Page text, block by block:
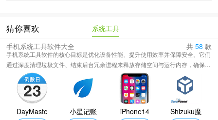
猜你喜欢
系统工具
手机系统工具软件大全
共 58 款
手机系统工具软件的核心目标是优化设备性能、提升使用效率并保障安全。它们
通过深度清理垃圾文件、结束后台冗余进程来释放存储空间与运行内存，确保手
机流畅不卡顿。在安全层面，提供病毒查杀、骚扰拦截与应用权限管理，守护隐
私与数据安全。其便捷性体现在高效的电池管理、网络加速以及文件管理的强大
整合能力上。此外，自动化任务与全局搜索等功能极大简化了日常操作步骤。这
些工具共同作用于系统的方方面面，为用户构建了一个更稳定、高效、安全的移
动设备使用环境，是手机日常维护不可或缺的助手。
DayMaste
小星记账
iPhone14
Shizuku魔